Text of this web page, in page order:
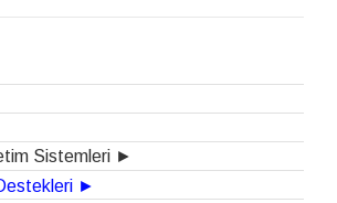
Sistemleri ►
►